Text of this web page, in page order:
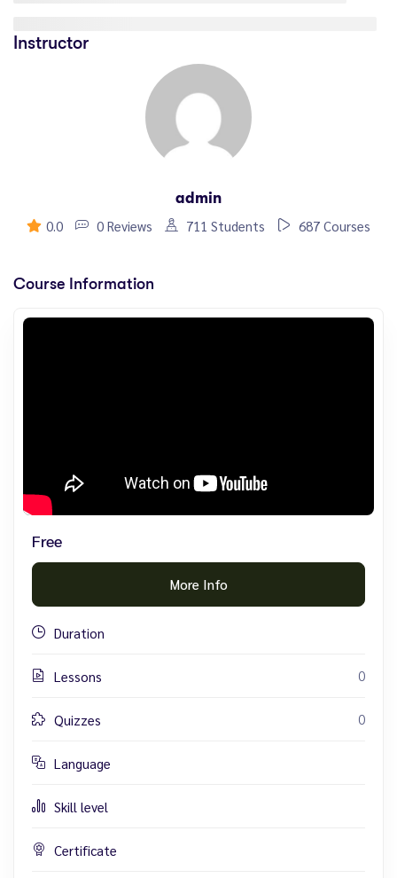
Instructor
admin
0.0
0 Reviews 711 Students 687 Courses
Course Information
Free
More Info
Duration
Lessons 0
Quizzes 0
Language
Skill level
Certificate